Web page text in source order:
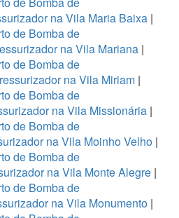
na Vila Maria Baixa |
de Bomba de
na Vila Mariana|
de Bomba de
na Vila Miriam|
de Bomba de
na Vila Missionária|
de Bomba de
na Vila Moinho Velho|
de Bomba de
na Vila Monte Alegre |
de Bomba de
na Vila Monumento|